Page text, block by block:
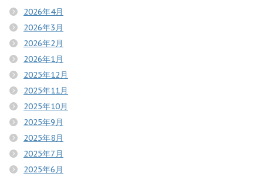
2026年4月
2026年3月
2026年2月
2026年1月
2025年12月
2025年11月
2025年10月
2025年9月
2025年8月
2025年7月
2025年6月